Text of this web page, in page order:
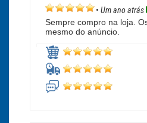
• Um ano atrás
Sempre compro na loja.
mesmo do anúncio.